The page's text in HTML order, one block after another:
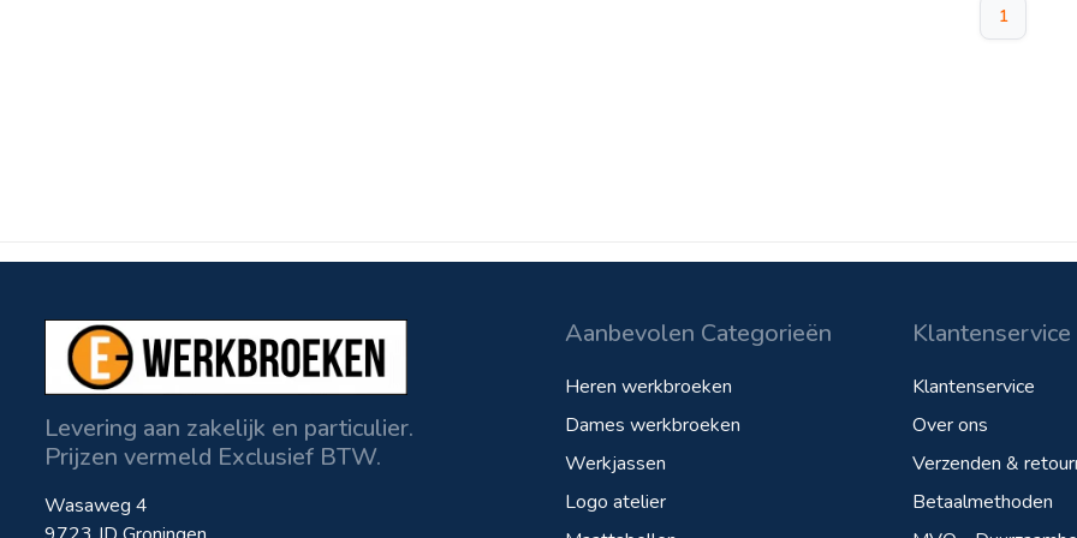
1
Levering aan zakelijk en particulier.
Prijzen vermeld Exclusief BTW.
Wasaweg 4
Aanbevolen Categorieën
Heren werkbroeken
Dames werkbroeken
Werkjassen
Logo atelier
Klantenservice
Klantenservice
Over ons
Verzenden &
Betaalmethoden